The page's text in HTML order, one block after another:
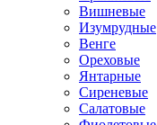
Вишневые
Изумрудные
Венге
Ореховые
Янтарные
Сиреневые
Салатовые